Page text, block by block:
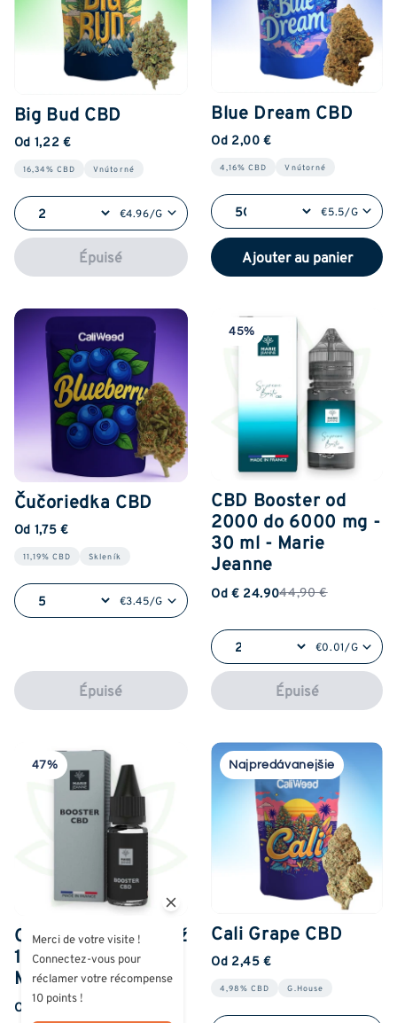
Big Bud CBD
Od 1,22 €
16,34% CBD Vnútorné
€4.96/G
Épuisé
Blue Dream CBD
Od 2,00 €
4,16% CBD Vnútorné
€5.5/G
Ajouter au panier
Čučoriedka CBD
Od 1,75 €
11,19% CBD Skleník
€3.45/G
Épuisé
45%
CBD Booster od
2000 do 6000 mg -
30 ml - Marie
Jeanne
Od € 24.9044,90 €
€0.01/G
Épuisé
47%
CBD Booster 250 až
1500 mg - 10 ml -
Marie Jeanne
Od € 7.9014,90 €
Najpredávanejšie
Cali Grape CBD
Od 2,45 €
4,98% CBD G.House
Merci de votre visite !
Connectez-vous pour
réclamer votre récompense
10 points !